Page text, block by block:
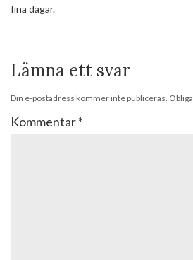
fina dagar.
Lämna ett svar
Din e-postadress kommer inte publiceras.
Kommentar*